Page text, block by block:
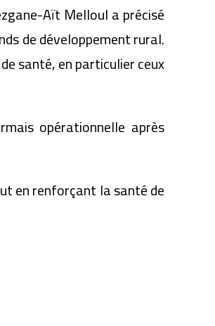
Aït Melloul a précisé
de développement rural.
santé, en particulier ceux
opérationnelle après
en renforçant la santé de